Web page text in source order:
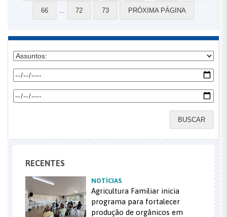
66 72 73 PRÓXIMA PÁGINA
BUSCAR
RECENTES
NOTÍCIAS
Agricultura Familiar inicia
programa para fortalecer
produção de orgânicos em